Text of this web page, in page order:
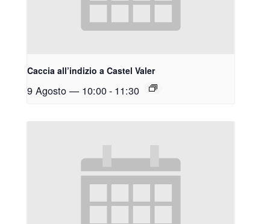
Caccia all’indizio a Castel Valer
9 Agosto — 10:00- 11:30